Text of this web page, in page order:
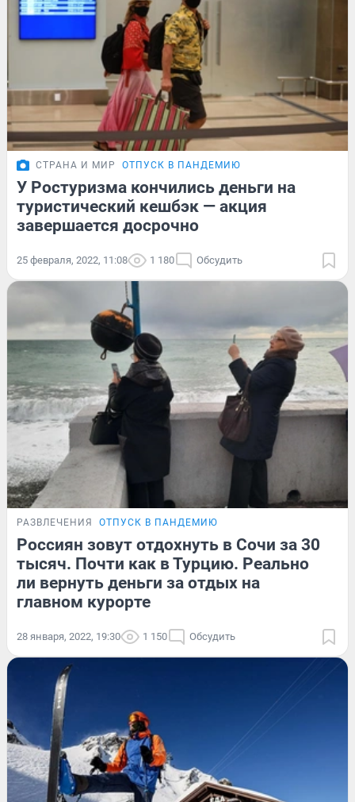
СТРАНА И МИР ОТПУСК В ПАНДЕМИЮ
У Ростуризма кончились деньги на
туристический кешбэк — акция
завершается досрочно
25 февраля, 2022, 11:08 1 180 Обсудить
РАЗВЛЕЧЕНИЯ ОТПУСК В ПАНДЕМИЮ
Россиян зовут отдохнуть в Сочи за 30
тысяч. Почти как в Турцию. Реально
ли вернуть деньги за отдых на
главном курорте
28 января, 2022, 19:30 1 150 Обсудить